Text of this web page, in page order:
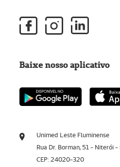
Unimed Leste Fluminense
Rua Dr. Borman, 51 - Niterói -
CEP: 24020-320
Baixe nosso aplicativo